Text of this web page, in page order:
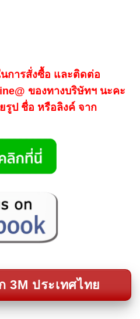
นการสั่งซื้อ และติดต่อ
ของทางบริษัทฯ นะคะ
รูป ชื่อ หรือลิงค์ จาก
3M ประเทศไทย